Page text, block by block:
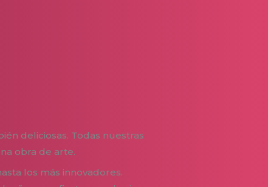
deliciosas. Todas nuestras
obra de arte.
los más innovadores.